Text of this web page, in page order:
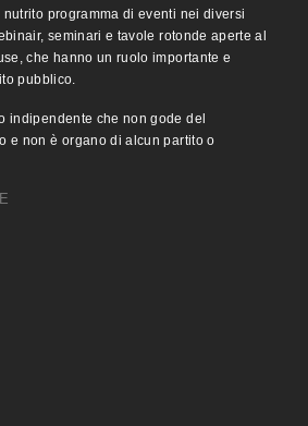
nutrito programma di eventi nei diversi
seminari e tavole rotonde aperte al
che hanno un ruolo importante e
pubblico.
indipendente che non gode del
e non è organo di alcun partito o